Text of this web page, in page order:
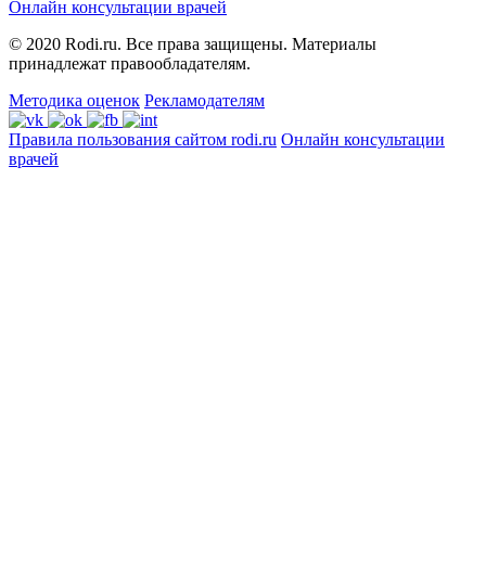
Онлайн консультации врачей
© 2020 Rodi.ru. Все права защищены. Материалы
принадлежат правообладателям.
Методика оценок Рекламодателям
Правила пользования сайтом rodi.ru Онлайн консультации
врачей